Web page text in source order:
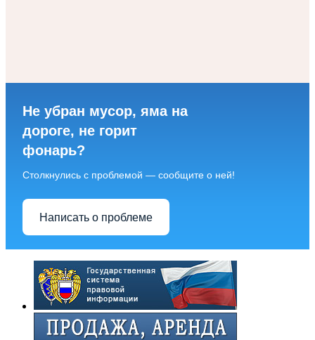
Не убран мусор, яма на
дороге, не горит
фонарь?
Столкнулись с проблемой — сообщите о ней!
Написать о проблеме